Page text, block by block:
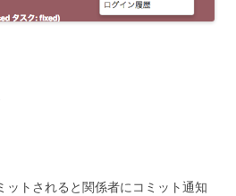
ットされると関係者にコミット通知